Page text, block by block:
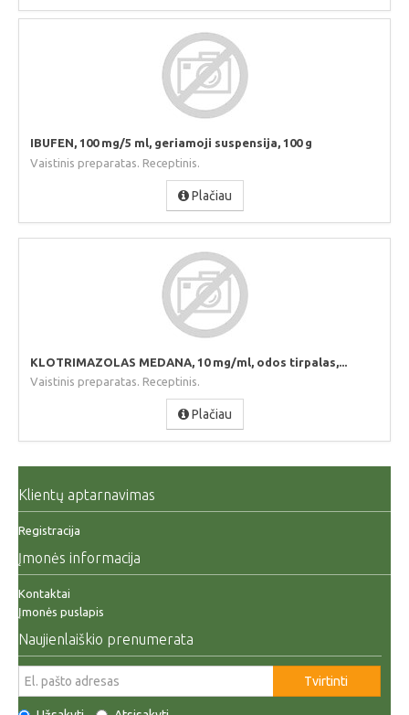
IBUFEN, 100 mg/5 ml, geriamoji suspensija, 100 g
Vaistinis preparatas. Receptinis.
Plačiau
KLOTRIMAZOLAS MEDANA, 10 mg/ml, odos tirpalas,...
Vaistinis preparatas. Receptinis.
Plačiau
Klientų aptarnavimas
Registracija
Įmonės informacija
Kontaktai
Įmonės puslapis
Naujienlaiškio prenumerata
Tvirtinti